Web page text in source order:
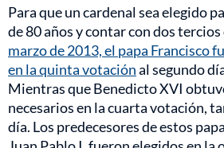
Para que un cardenal sea elegido
de 80 años y contar con dos
marzo de 2013, el papa Francisco
en la quinta votaciónal segundo
Mientras que Benedicto XVI
necesarios en la cuarta votación,
día. Los predecesores de estos